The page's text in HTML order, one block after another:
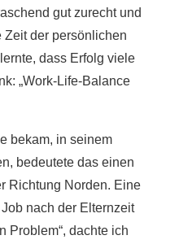
gut zurecht und
der persönlichen
dass Erfolg viele
„Work-Life-Balance
bekam, in seinem
bedeutete das einen
Richtung Norden. Eine
nach der Elternzeit
Problem“, dachte ich